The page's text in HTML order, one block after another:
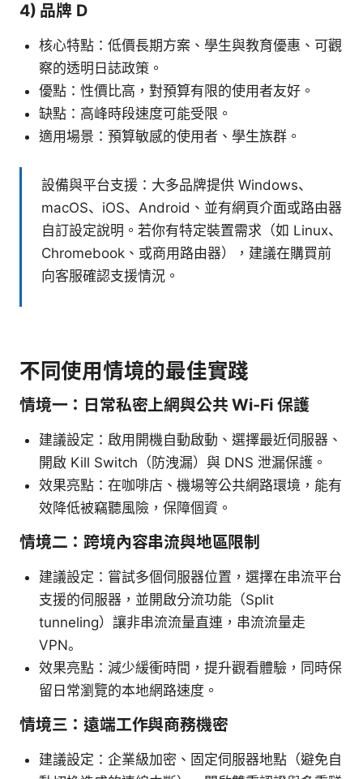
4) 品牌 D
核心特點：低價長期方案、學生與教育優惠、可觀
察的透明日誌政策。
優點：性價比高，對預算有限的使用者友好。
缺點：高峰時段速度可能受限。
適用場景：預算敏感的使用者、學生族群。
設備與平台支援：大多品牌提供 Windows、
macOS、iOS、Android、並有網頁介面或路由器
自訂設定說明。若你有特定裝置需求（如 Linux、
Chromebook、或商用路由器），建議在購買前
向客服確認支援情況。
不同使用情境的最佳實踐
情境一：日常私密上網與公共 Wi-Fi 保護
建議設定：啟用開機自動啟動、選擇最近伺服器、
開啟 Kill Switch（防洩漏）與 DNS 泄漏保護。
效果亮點：在咖啡店、機場等公共網路環境，能有
效降低被竊聽風險，保障個資。
情境二：跨境內容串流與地區限制
建議設定：嘗試多個伺服器位置，選擇在串流平台
支援的伺服器，並開啟分流功能（Split
tunneling）讓非串流流量直連，串流流量走
VPN。
效果亮點：減少緩衝時間，提升觀看體驗，同時保
留日常瀏覽的本地網路速度。
情境三：遠端工作與商務機密
建議設定：企業級加密、固定伺服器地點（避免自